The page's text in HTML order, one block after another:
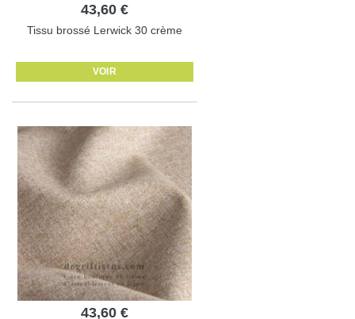
43,60 €
Tissu brossé Lerwick 30 crème
VOIR
43,60 €